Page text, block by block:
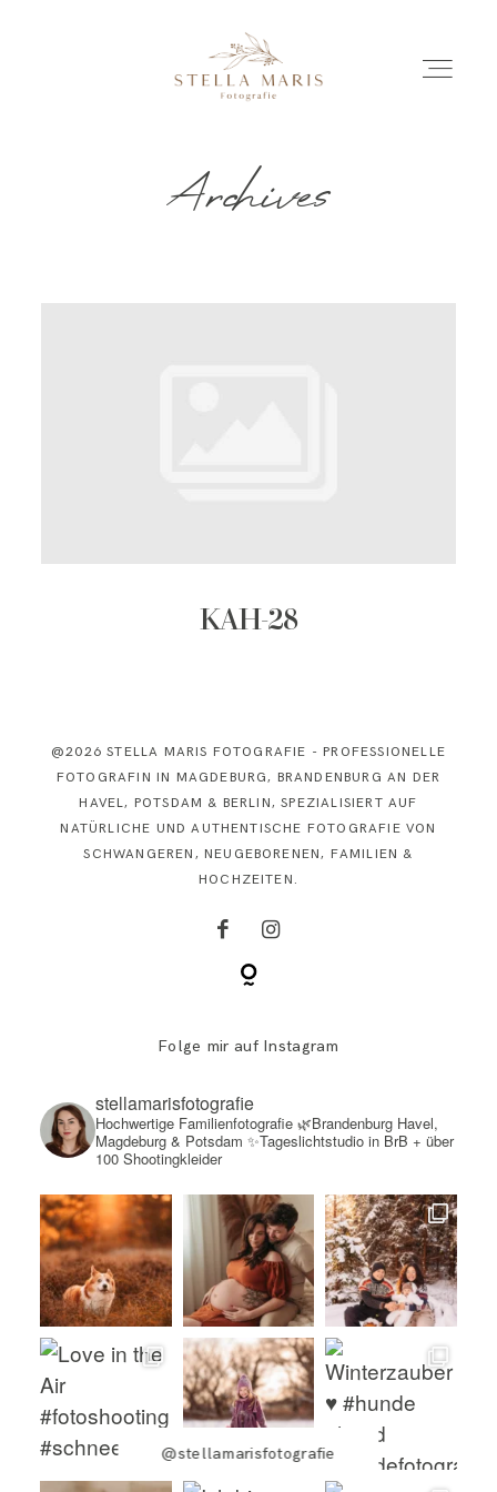
EINBLICKE
Archives
KAH-28
@2026 STELLA MARIS FOTOGRAFIE - PROFESSIONELLE
FOTOGRAFIN IN MAGDEBURG, BRANDENBURG AN DER
HAVEL, POTSDAM & BERLIN, SPEZIALISIERT AUF
NATÜRLICHE UND AUTHENTISCHE FOTOGRAFIE VON
SCHWANGEREN, NEUGEBORENEN, FAMILIEN &
HOCHZEITEN.
Folge mir auf Instagram
@stellamarisfotografie
stellamarisfotografie
Hochwertige Familienfotografie🌿Brandenburg Havel,
Magdeburg & Potsdam ✨Tageslichtstudio in BrB + über
100 Shootingkleider